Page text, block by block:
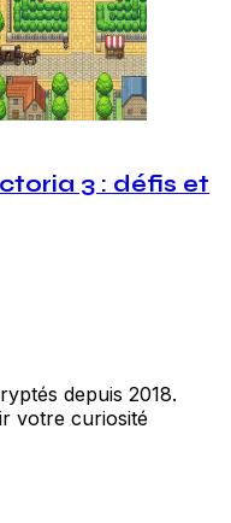
3 : défis et
depuis 2018.
votre curiosité